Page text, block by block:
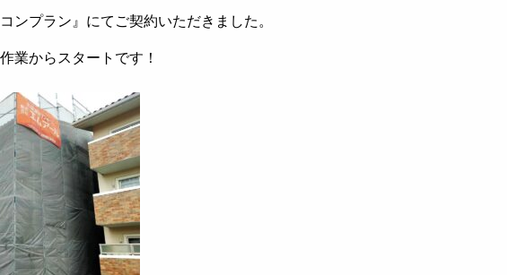
ンプラン』にてご契約いただきました。
業からスタートです！